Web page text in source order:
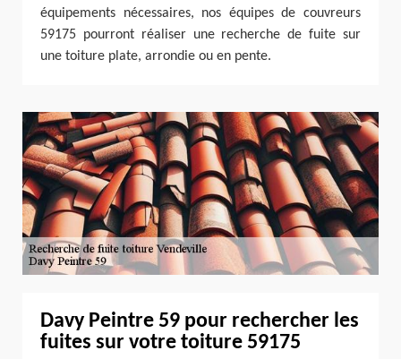
équipements nécessaires, nos équipes de couvreurs
59175 pourront réaliser une recherche de fuite sur
une toiture plate, arrondie ou en pente.
Davy Peintre 59 pour rechercher les
fuites sur votre toiture 59175